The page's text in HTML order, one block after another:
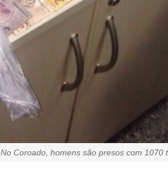
No Coroado, homens são presos com 1070